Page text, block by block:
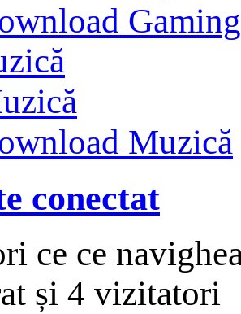
Gaming
Muzică
conectat
ce ce
și 4 vizitatori